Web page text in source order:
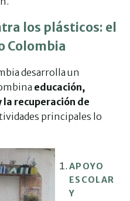
los plásticos: el
Colombia
desarrolla un
educación,
la recuperación de
principales lo
APOYO
ESCOLAR
Y